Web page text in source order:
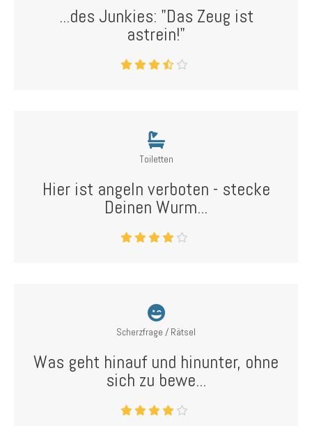
...des Junkies: "Das Zeug ist
astrein!"
Toiletten
Hier ist angeln verboten - stecke
Deinen Wurm...
Scherzfrage / Rätsel
Was geht hinauf und hinunter, ohne
sich zu bewe...